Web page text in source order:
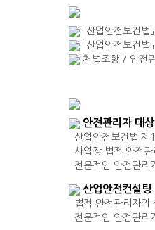
「산업안전보건법
「산업안전보건
처벌조항 / 안전
안전관리자 대
산업안전보건법 제
사업장 법적 안전
전문적인 안전관리
산업안전컨설팅
법적 안전관리자의
전문적인 안전관리